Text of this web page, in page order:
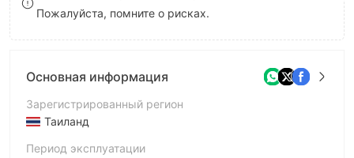
Пожалуйста, помните о рисках.
Основная информация
Зарегистрированный регион
Таиланд
Период эксплуатации